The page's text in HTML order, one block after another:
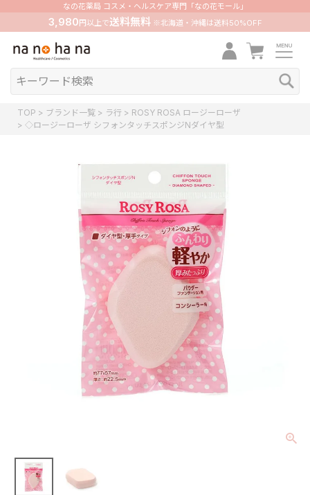
なの花薬局 コスメ・ヘルスケア専門「なの花モール」
3,980 円以上で送料無料※北海道・沖縄は送料50%OFF
TOP ブランド一覧 ラ行
ROSY ROSA ロージーローザ
◇ロージーローザ シフォンタッチスポンジNダイヤ型